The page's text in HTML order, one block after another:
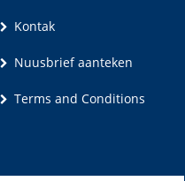
Kontak
Nuusbrief aanteken
Terms and Conditions